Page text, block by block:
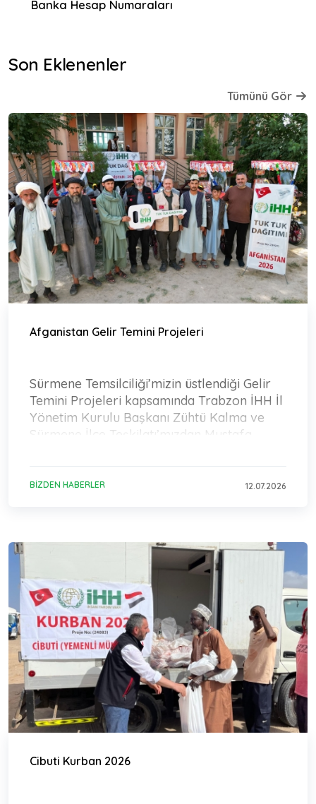
Banka Hesap Numaraları
Son Eklenenler
Tümünü Gör
Afganistan Gelir Temini Projeleri
Sürmene Temsilciliği’mizin üstlendiği Gelir
Temini Projeleri kapsamında Trabzon İHH İl
Yönetim Kurulu Başkanı Zühtü Kalma ve
Sürmene İlçe Teşkilatı’mızdan Mustafa
BIZDEN HABERLER 12.07.2026
Cibuti Kurban 2026